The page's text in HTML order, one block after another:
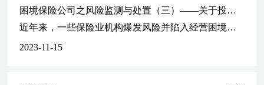
困境保险公司之风险监测与处置（三）——关于投资于困境保险公司的法律实务要点
近年来，一些保险业机构爆发风险并陷入经营困境。在金融监管不断加强、实体行业风险传导的背景下，笔者结合在保险业及投融资行业法律服务经验，对目前保险业风险处置的法律规则、风险处置案例进行梳理总结，就投资人如何投资困境保险公司提供可行性建议。
2023-11-15